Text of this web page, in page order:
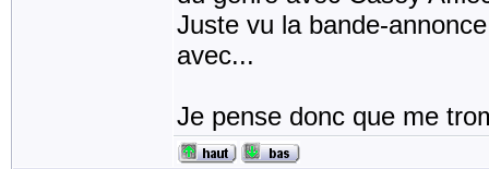
Juste vu la bande-
avec...
Je pense donc que me